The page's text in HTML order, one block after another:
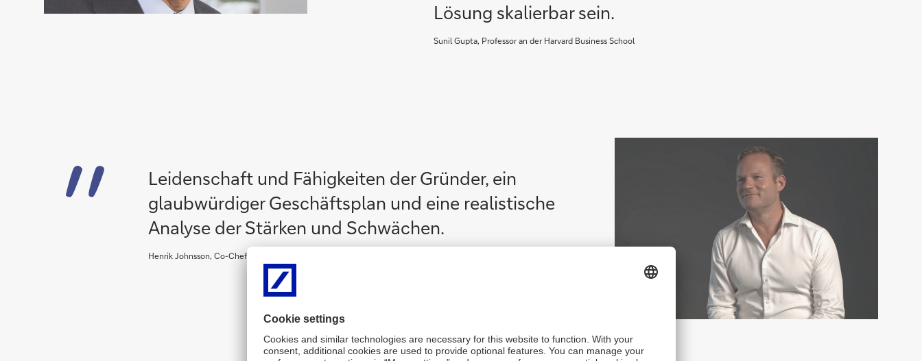
Lösung skalierbar sein.
Sunil Gupta, Professor an der Harvard Business School
Leidenschaft und Fähigkeiten der Gründer, ein
glaubwürdiger Geschäftsplan und eine realistische
Analyse der Stärken und Schwächen.
Henrik Johnsson, Co-Chef der Investmentbank für die Region Europa, Nahost und Afrika bei der Deutschen Bank